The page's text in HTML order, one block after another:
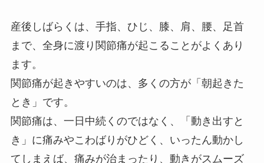
産後しばらくは、手指、ひじ、膝、肩、腰、足首
まで、全身に渡り関節痛が起こることがよくあり
ます。
関節痛が起きやすいのは、多くの方が「朝起きた
とき」です。
関節痛は、一日中続くのではなく、「動き出すと
き」に痛みやこわばりがひどく、いったん動かし
てしまえば、痛みが治まったり、動きがスムーズ